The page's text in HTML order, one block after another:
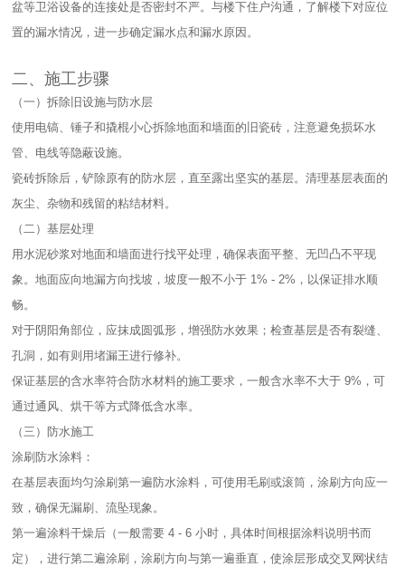
盆等卫浴设备的连接处是否密封不严。与楼下住户沟通，了解楼下对应位
置的漏水情况，进一步确定漏水点和漏水原因。​
二、施工步骤​
（一）拆除旧设施与防水层​
使用电镐、锤子和撬棍小心拆除地面和墙面的旧瓷砖，注意避免损坏水
管、电线等隐蔽设施。​
瓷砖拆除后，铲除原有的防水层，直至露出坚实的基层。清理基层表面的
灰尘、杂物和残留的粘结材料。​
（二）基层处理​
用水泥砂浆对地面和墙面进行找平处理，确保表面平整、无凹凸不平现
象。地面应向地漏方向找坡，坡度一般不小于 1% - 2%，以保证排水顺
畅。​
对于阴阳角部位，应抹成圆弧形，增强防水效果；检查基层是否有裂缝、
孔洞，如有则用堵漏王进行修补。​
保证基层的含水率符合防水材料的施工要求，一般含水率不大于 9%，可
通过通风、烘干等方式降低含水率。​
（三）防水施工​
涂刷防水涂料：​
在基层表面均匀涂刷第一遍防水涂料，可使用毛刷或滚筒，涂刷方向应一
致，确保无漏刷、流坠现象。​
第一遍涂料干燥后（一般需要 4 - 6 小时，具体时间根据涂料说明书而
定），进行第二遍涂刷，涂刷方向与第一遍垂直，使涂层形成交叉网状结